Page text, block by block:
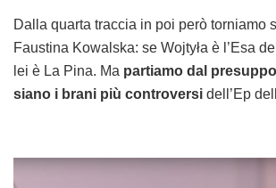
Dalla quarta traccia in poi però torniamo
Faustina Kowalska: se Wojtyła è l’Esa
lei è La Pina. Ma partiamo dal
siano i brani più controversi dell’Ep